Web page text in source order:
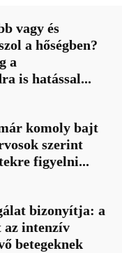
vagy és
a hőségben?
a
is hatással...
komoly bajt
szerint
figyelni...
bizonyítja: a
az intenzív
betegeknek